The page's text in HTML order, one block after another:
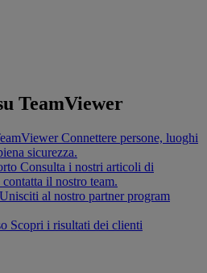
TeamViewer
Connettere persone, luoghi
sicurezza.
Consulta i nostri articoli di
il nostro team.
Unisciti al nostro partner program
Scopri i risultati dei clienti